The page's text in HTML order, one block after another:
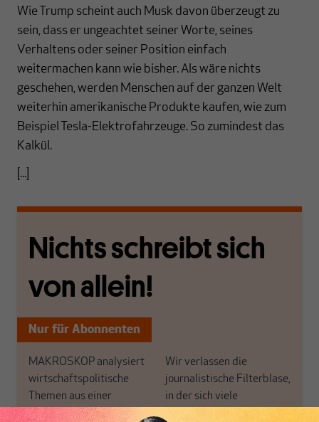
Wie Trump scheint auch Musk davon überzeugt zu
sein, dass er ungeachtet seiner Worte, seines
Verhaltens oder seiner Position einfach
weitermachen kann wie bisher. Als wäre nichts
geschehen, werden Menschen auf der ganzen Welt
weiterhin amerikanische Produkte kaufen, wie zum
Beispiel Tesla-Elektrofahrzeuge. So zumindest das
Kalkül.
[...]
Nichts schreibt sich
von allein!
Nur für Abonnenten
MAKROSKOP analysiert
wirtschaftspolitische
Themen aus einer
postkeynesianischen
Wir verlassen die
journalistische Filterblase,
in der sich viele
eingerichtet haben. Wir